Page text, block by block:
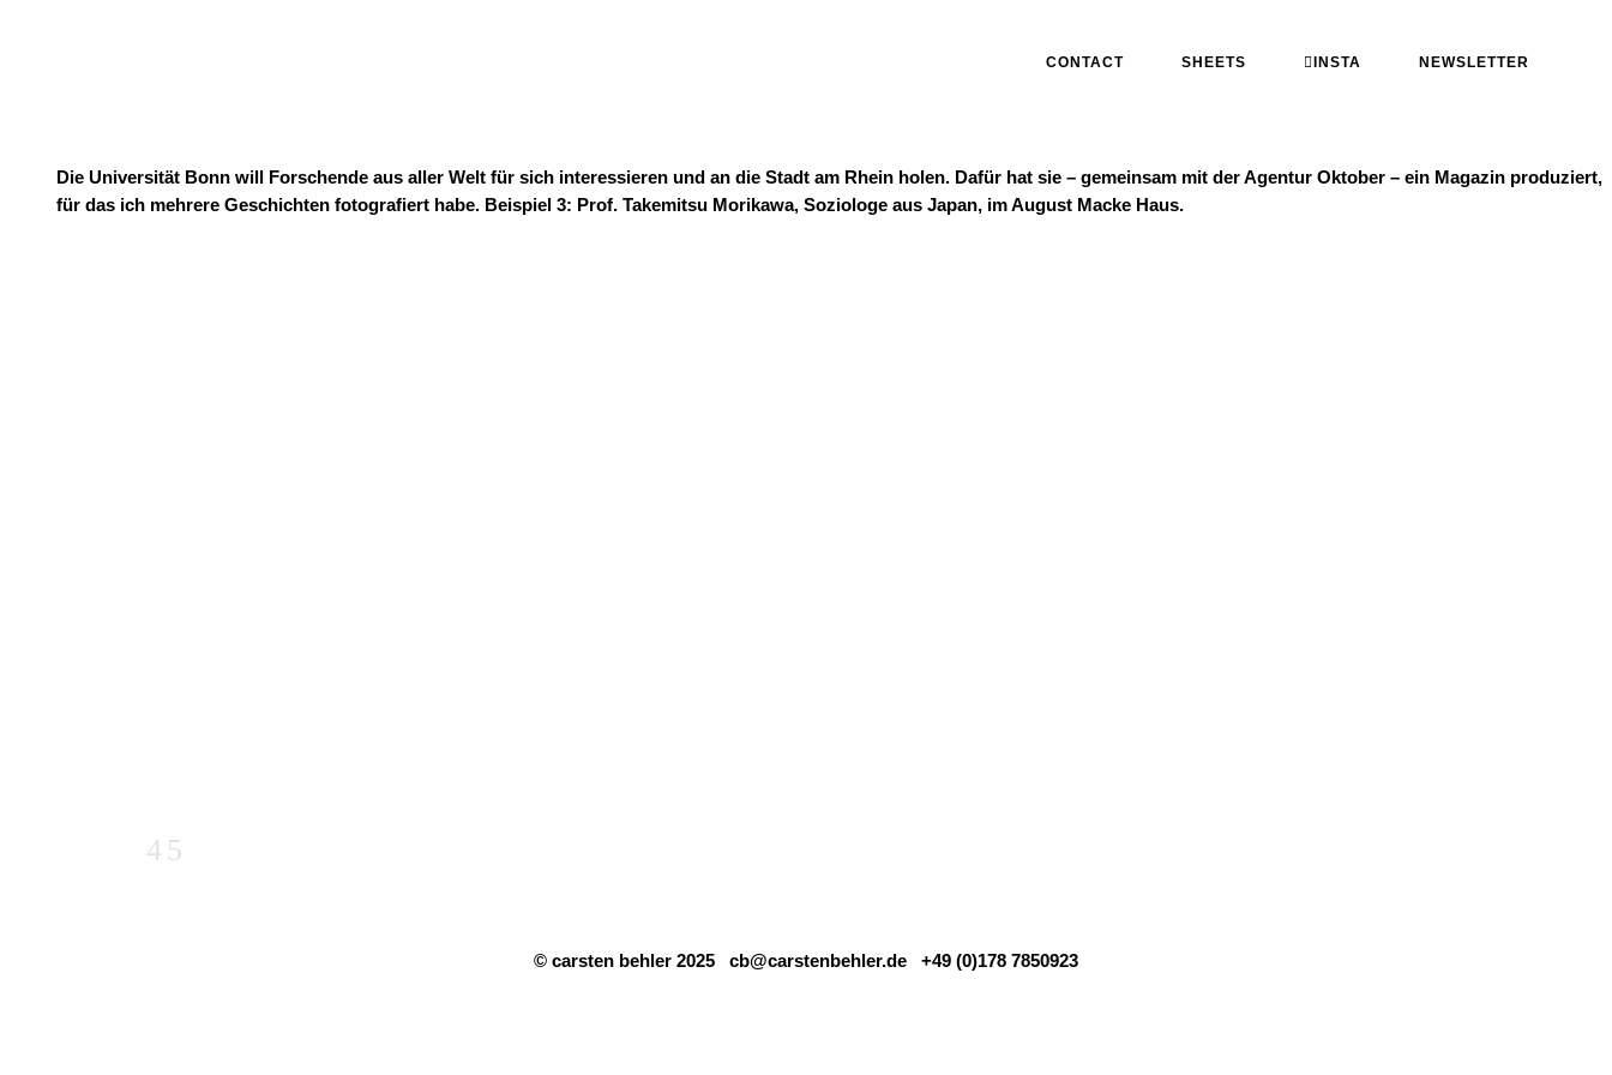
CONTACT SHEETS INSTA NEWSLETTER
Die Universität Bonn will Forschende aus aller Welt für sich interessieren und an die Stadt am Rhein holen. Dafür hat sie – gemeinsam mit der Agentur Oktober – ein Magazin produziert,
für das ich mehrere Geschichten fotografiert habe. Beispiel 3: Prof. Takemitsu Morikawa, Soziologe aus Japan, im August Macke Haus.
© carsten behler 2025 cb@carstenbehler.de +49 (0)178 7850923